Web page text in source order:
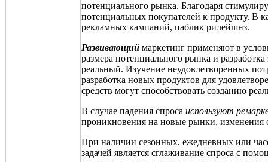
потенциального рынка. Благодаря
потенциальных покупателей к продукту. В
рекламных кампаний, паблик рилейшнз.
Развивающий маркетинг применяют в
размера потенциального рынка и
реальный. Изучение неудовлетворенных
разработка новых продуктов для
средств могут способствовать созданию
В случае падения спроса используют
проникновения на новые рынки, изменения
При наличии сезонных, ежедневных или
задачей является сглаживание спроса с